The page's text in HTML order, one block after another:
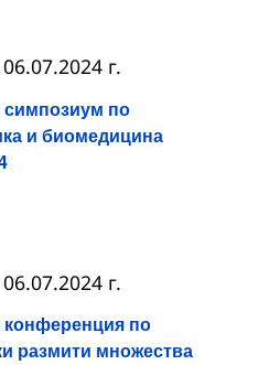
по
и биомедицина
06.07.2024 г.
по
размити множества
06.07.2024 г.